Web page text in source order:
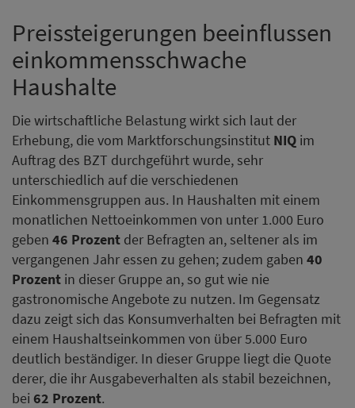
Preissteigerungen beeinflussen
einkommensschwache
Haushalte
Die wirtschaftliche Belastung wirkt sich laut der
Erhebung, die vom Marktforschungsinstitut NIQ im
Auftrag des BZT durchgeführt wurde, sehr
unterschiedlich auf die verschiedenen
Einkommensgruppen aus. In Haushalten mit einem
monatlichen Nettoeinkommen von unter 1.000 Euro
geben 46 Prozent der Befragten an, seltener als im
vergangenen Jahr essen zu gehen; zudem gaben 40
Prozent in dieser Gruppe an, so gut wie nie
gastronomische Angebote zu nutzen. Im Gegensatz
dazu zeigt sich das Konsumverhalten bei Befragten mit
einem Haushaltseinkommen von über 5.000 Euro
deutlich beständiger. In dieser Gruppe liegt die Quote
derer, die ihr Ausgabeverhalten als stabil bezeichnen,
bei 62 Prozent.